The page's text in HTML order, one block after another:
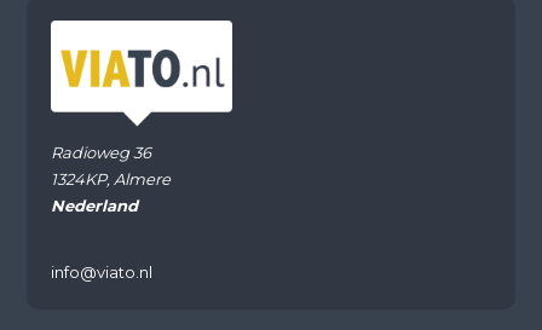
Radioweg 36
1324KP, Almere
Nederland
info@viato.nl